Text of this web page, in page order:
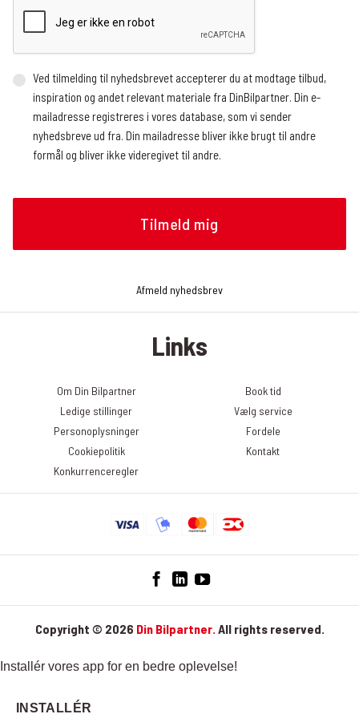
Ved tilmelding til nyhedsbrevet accepterer du at modtage tilbud,
inspiration og andet relevant materiale fra DinBilpartner. Din e-
mailadresse registreres i vores database, som vi sender
nyhedsbreve ud fra. Din mailadresse bliver ikke brugt til andre
formål og bliver ikke videregivet til andre.
og tidspunkt), og hvilke links der klikkes på, om det gøres fra en
mobilenhed eller en browser, og operativsystem. Vi modtager
analysere, hvilke artikler nyhedslæserne klikker sig videre til.
præsenteres i nyhedsbrevet. Du kan til enhver tid trække dit
klikke på linket ”Afmeld nyhedsbrev” nederst i det seneste
nyhedsbrev. Du kan læse mere om, hvordan DinBilpartner
Afmeld nyhedsbrev
Links
Om Din Bilpartner
Book tid
Ledige stillinger
Vælg service
Personoplysninger
Fordele
Cookiepolitik
Kontakt
Konkurrenceregler
Copyright © 2026 Din Bilpartner. All rights reserved.
Installér vores app for en bedre oplevelse!
INSTALLÉR